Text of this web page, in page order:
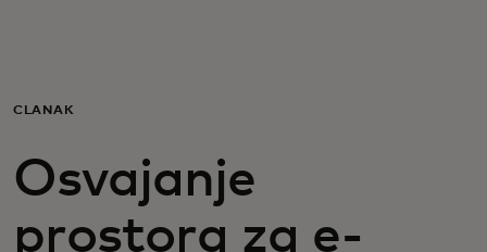
Za biznis
Za svet
ČLANAK
Osvajanje
prostora za e-